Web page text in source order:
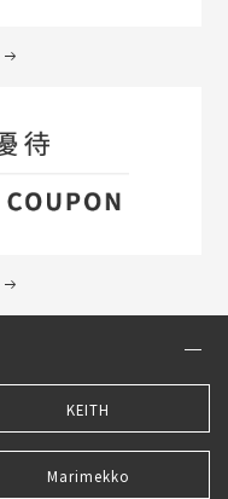
KEITH
Marimekko